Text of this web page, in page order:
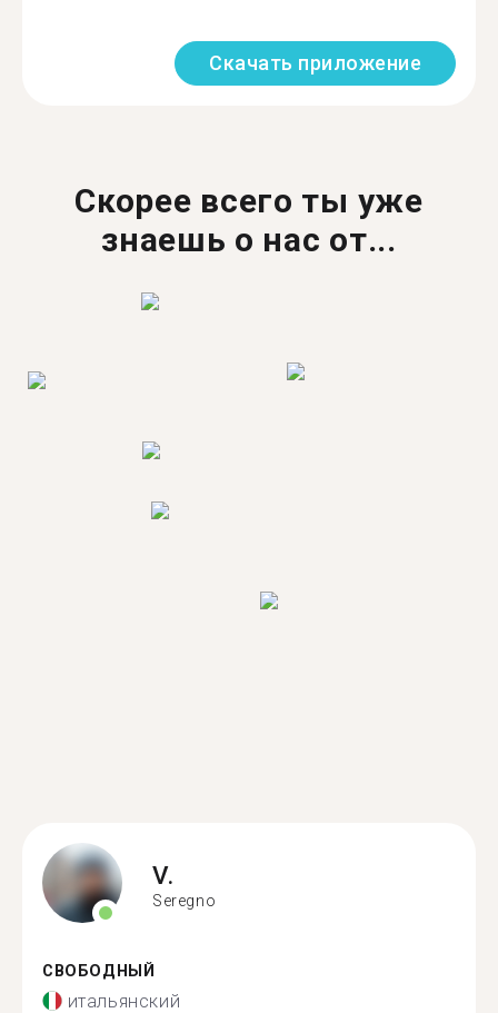
Скачать приложение
Скорее всего ты уже
знаешь о нас от...
V.
Seregno
СВОБОДНЫЙ
итальянский